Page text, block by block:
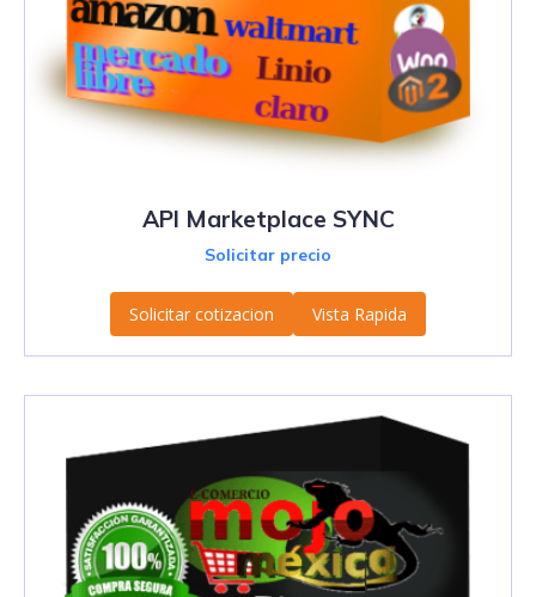
API Marketplace SYNC
Solicitar precio
Solicitar cotizacion Vista Rapida